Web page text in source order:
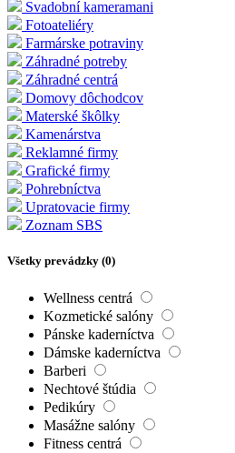
Svadobní kameramani
Fotoateliéry
Farmárske potraviny
Záhradné potreby
Záhradné centrá
Domovy dôchodcov
Materské škôlky
Kamenárstva
Reklamné firmy
Grafické firmy
Pohrebníctva
Upratovacie firmy
Zoznam SBS
Všetky prevádzky (0)
Wellness centrá
Kozmetické salóny
Pánske kaderníctva
Dámske kaderníctva
Barberi
Nechtové štúdia
Pedikúry
Masážne salóny
Fitness centrá